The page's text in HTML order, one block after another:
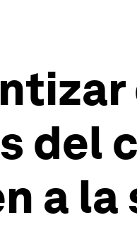
del
a la